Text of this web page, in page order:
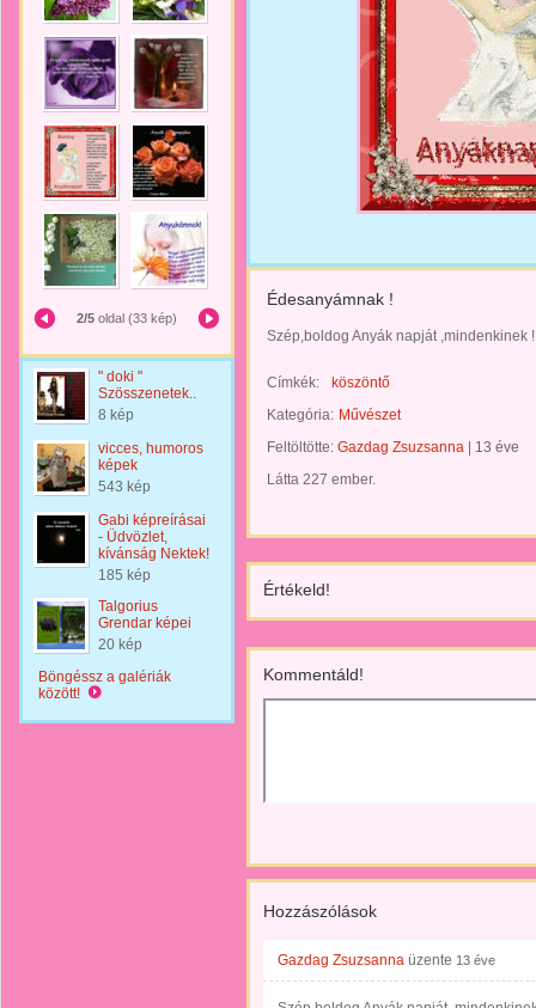
2/5 oldal (33 kép)
" doki "
Szösszenetek..
8 kép
vicces, humoros
képek
543 kép
Gabi képreírásai
- Üdvözlet,
kívánság Nektek!
185 kép
Talgorius
Grendar képei
20 kép
Böngéssz a galériák
között!
Édesanyámnak !
Szép,boldog Anyák napját ,mindenkinek !
Címkék:
köszöntő
Kategória: Művészet
Feltöltötte: Gazdag Zsuzsanna
13 éve
Látta 227 ember.
Értékeld!
Kommentáld!
Hozzászólások
Gazdag Zsuzsanna üzente 13 éve